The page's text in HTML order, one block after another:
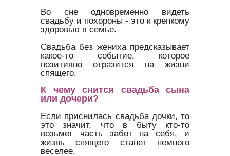
Во сне одновременно видеть
свадьбу и похороны - это к крепкому
здоровью в семье.
Свадьба без жениха предсказывает
какое-то событие, которое
позитивно отразится на жизни
спящего.
К чему снится свадьба сына
или дочери?
Если приснилась свадьба дочки, то
это значит, что в быту кто-то
возьмет часть забот на себя, и
жизнь спящего станет немного
веселее.